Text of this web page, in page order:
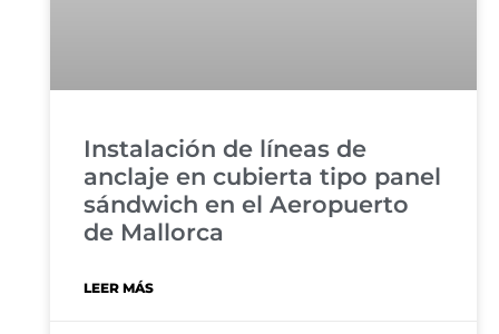
Instalación de líneas de
anclaje en cubierta tipo panel
sándwich en el Aeropuerto
de Mallorca
LEER MÁS